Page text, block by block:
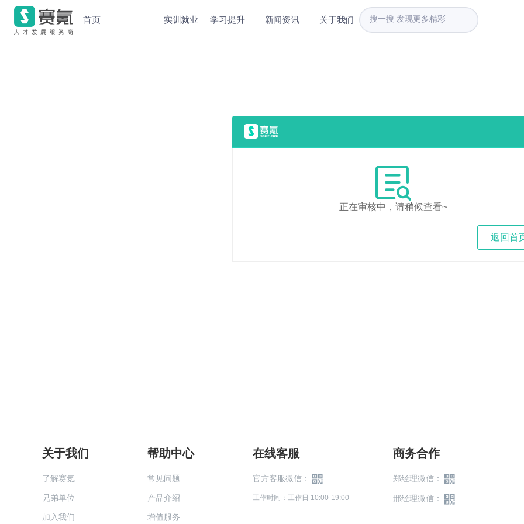
首页 实训就业 学习提升 新闻资讯 关于我们
正在审核中，请稍候查看~
返回首
关于我们
了解赛氪
兄弟单位
加入我们
帮助中心
常见问题
产品介绍
增值服务
在线客服
官方客服微信：
工作时间：工作日 10:00-19:00
商务合作
郑经理微信：
邢经理微信：